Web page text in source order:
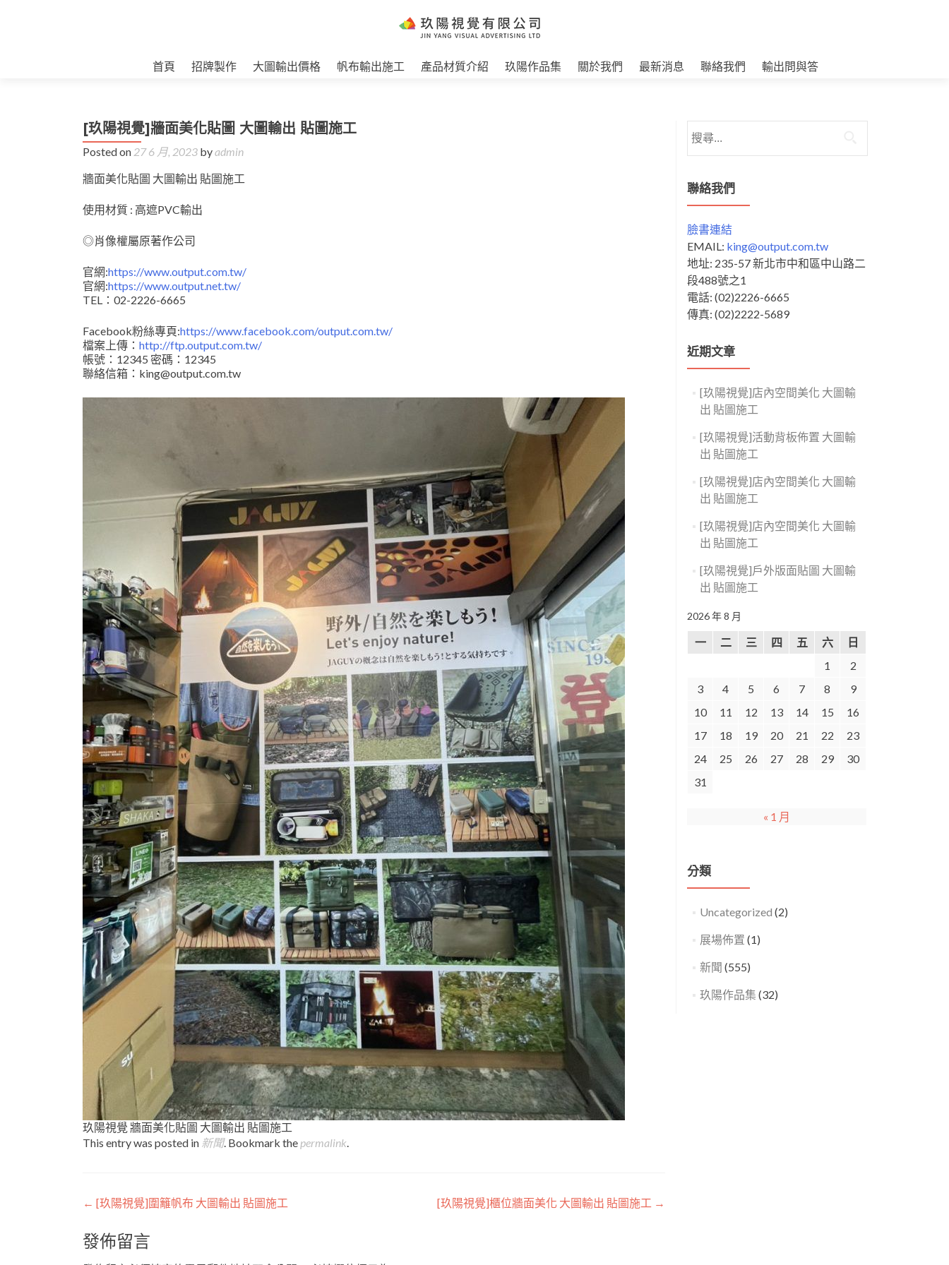
首頁 招牌製作 大圖輸出價格 帆布輸出施工 產品材質介紹 玖陽作品集 關於我們 最新消息 聯絡我們 輸出問與答
[玖陽視覺]牆面美化貼圖 大圖輸出 貼圖施工
Posted on 27 6 月, 2023 byadmin
牆面美化貼圖 大圖輸出 貼圖施工
使用材質 : 高遮PVC輸出
◎肖像權屬原著作公司
官網:https://www.output.com.tw/
官網:https://www.output.net.tw/
TEL：02-2226-6665
Facebook粉絲專頁:https://www.facebook.com/output.com.tw/
檔案上傳： http://ftp.output.com.tw/
帳號：12345 密碼：12345
聯絡信箱：king@output.com.tw
玖陽視覺 牆面美化貼圖 大圖輸出 貼圖施工
This entry was posted in 新聞. Bookmark the permalink.
Post
navigation
← [玖陽視覺]圍籬帆布 大圖輸出 貼圖施工 [玖陽視覺]櫃位牆面美化 大圖輸出 貼圖施工 →
發佈留言
尋
鍵
字:
聯絡我們
臉書連結
EMAIL: king@output.com.tw
地址: 235-57 新北市中和區中山路二
段488號之1
電話: (02)2226-6665
傳真: (02)2222-5689
近期文章
[玖陽視覺]店內空間美化 大圖輸
出 貼圖施工
[玖陽視覺]活動背板佈置 大圖輸
出 貼圖施工
[玖陽視覺]店內空間美化 大圖輸
出 貼圖施工
[玖陽視覺]店內空間美化 大圖輸
出 貼圖施工
[玖陽視覺]戶外版面貼圖 大圖輸
出 貼圖施工
2026 年 8 月
一 二 三 四 五 六
日
1
2
3
4 5 6 7 8
9
10
11 12 13 14 15
16
17
18 19 20 21 22
23
24
25 26 27 28 29
30
31
« 1 月
分類
Uncategorized (2)
展場佈置 (1)
新聞 (555)
玖陽作品集 (32)